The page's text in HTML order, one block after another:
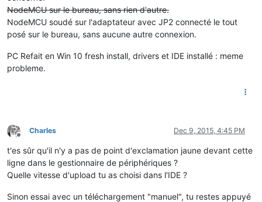
NodeMCU sur le bureau, sans rien d'autre.
NodeMCU soudé sur l'adaptateur avec JP2 connecté le tout
posé sur le bureau, sans aucune autre connexion.
PC Refait en Win 10 fresh install, drivers et IDE installé : meme
probleme.
Offline
Charles Dec 9, 2015, 4:45 PM
t'es sûr qu'il n'y a pas de point d'exclamation jaune devant cette
ligne dans le gestionnaire de périphériques ?
Quelle vitesse d'upload tu as choisi dans l'IDE ?
Sinon essai avec un téléchargement "manuel", tu restes appuyé